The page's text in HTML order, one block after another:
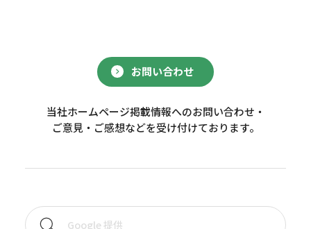
お問い合わせ
当社ホームページ掲載情報へのお問い合わせ・
ご意見・ご感想などを受け付けております。